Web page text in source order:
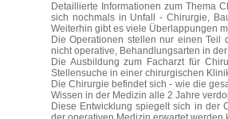
Detaillierte Informationen zum Thema
sich nochmals in Unfall - Chirurgie,
Weiterhin gibt es viele Überlappungen
Die Operationen stellen nur einen Teil
nicht operative, Behandlungsarten in
Die Ausbildung zum Facharzt für
Stellensuche in einer chirurgischen
Die Chirurgie befindet sich - wie die
Wissen in der Medizin alle 2 Jahre
Diese Entwicklung spiegelt sich in der